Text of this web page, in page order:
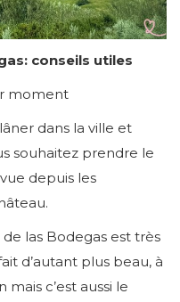
conseils utiles
moment
dans la ville et
souhaitez prendre le
depuis les
las Bodegas est très
d’autant plus beau, à
c’est aussi le